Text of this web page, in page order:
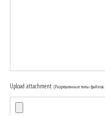
Upload attachment (Разрешенные типы файлов: